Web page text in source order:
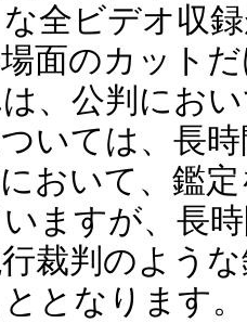
全ビデオ収
面のカット
、公判にお
いては、長時
おいて、鑑
ますが、長
裁判のよう
となります。